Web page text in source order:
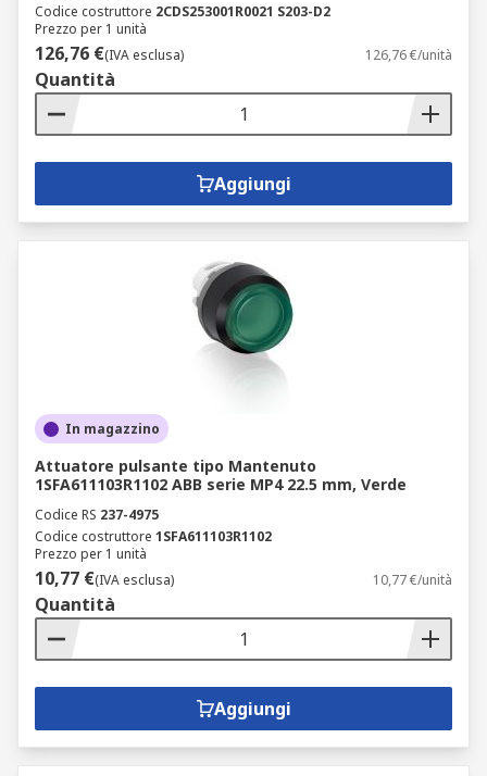
Codice costruttore 2CDS253001R0021 S203-D2
Prezzo per 1 unità
126,76 €(IVA esclusa) 126,76 €/unità
Quantità
Aggiungi
In magazzino
Attuatore pulsante tipo Mantenuto
1SFA611103R1102 ABB serie MP4 22.5 mm, Verde
Codice RS 237-4975
Codice costruttore 1SFA611103R1102
Prezzo per 1 unità
10,77 €(IVA esclusa) 10,77 €/unità
Quantità
Aggiungi